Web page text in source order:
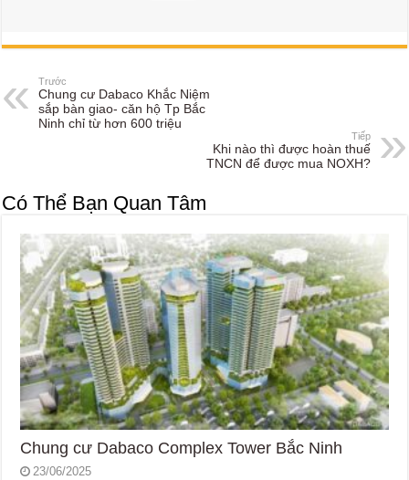
Trước
Chung cư Dabaco Khắc Niệm
sắp bàn giao- căn hộ Tp Bắc
Ninh chỉ từ hơn 600 triệu
Tiếp
Khi nào thì được hoàn thuế
TNCN để được mua NOXH?
Có Thể Bạn Quan Tâm
Chung cư Dabaco Complex Tower Bắc Ninh
23/06/2025